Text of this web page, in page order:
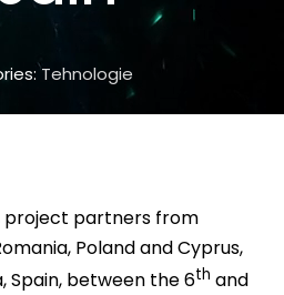
Tehnologie
project partners from
Poland and Cyprus,
Spain, between the 6th and